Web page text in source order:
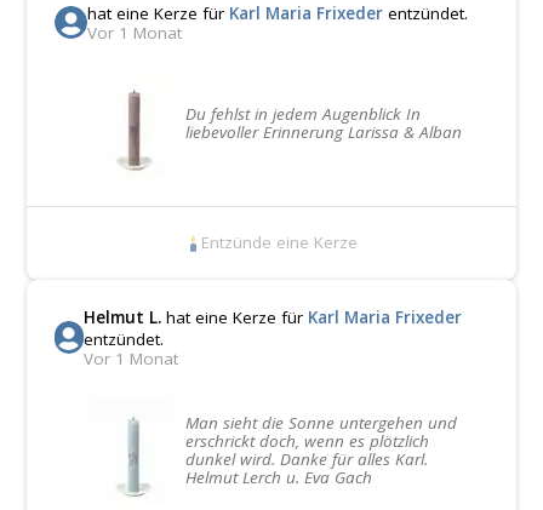
hat eine Kerze für Karl Maria Frixederentzündet.
Vor 1 Monat
Du fehlst in jedem Augenblick In
liebevoller Erinnerung Larissa & Alban
Entzünde eine Kerze
Helmut L.hat eine Kerze für Karl Maria Frixeder
entzündet.
Vor 1 Monat
Man sieht die Sonne untergehen und
erschrickt doch, wenn es plötzlich
dunkel wird. Danke für alles Karl.
Helmut Lerch u. Eva Gach